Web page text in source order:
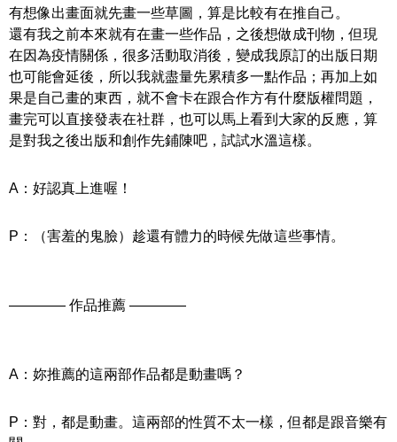
有想像出畫面就先畫一些草圖，算是比較有在推自己。
還有我之前本來就有在畫一些作品，之後想做成刊物，但現
在因為疫情關係，很多活動取消後，變成我原訂的出版日期
也可能會延後，所以我就盡量先累積多一點作品； 再加上如
果是自己畫的東西，就不會卡在跟合作方有什麼版權問題，
畫完可以直接發表在社群，也可以馬上看到大家的反應，算
是對我之後出版和創作先鋪陳吧，試試水溫這樣。
A：好認真上進喔！
P：（害羞的鬼臉）趁還有體力的時候先做這些事情。
———— 作品推薦 ————
A：妳推薦的這兩部作品都是動畫嗎？
P：對，都是動畫。這兩部的性質不太一樣，但都是跟音樂有